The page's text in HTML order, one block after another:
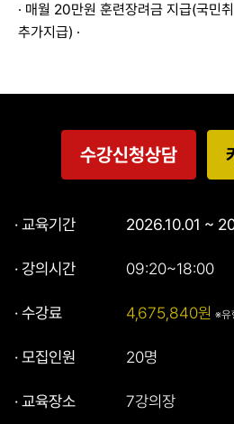
· 매월 20만원 훈련장려금 지급(국민
추가지급) ·
수강신청상담
· 교육기간 2026.10.01 ~
· 강의시간 09:20~18:00
· 수강료 4,675,840원 ※유
· 모집인원 20명
· 교육장소 7강의장